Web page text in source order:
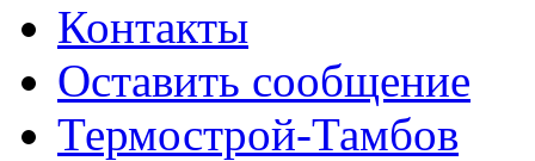
Контакты
Оставить сообщение
Термострой-Тамбов